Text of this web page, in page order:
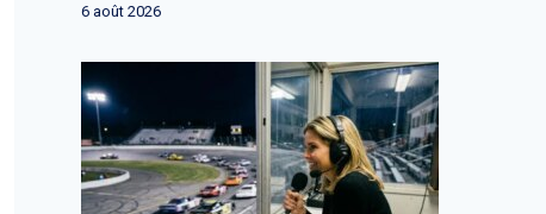
6 août 2026